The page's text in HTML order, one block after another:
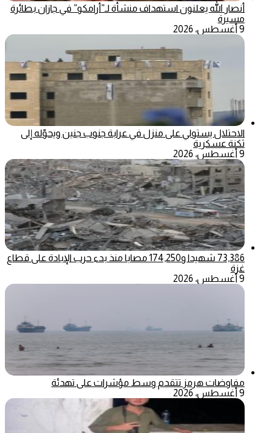
أنصار الله يعلنون استهداف منشأة لـ”أرامكو” في جازان بطائرة
مسيرة
9 أغسطس، 2026
الاحتلال يستولي على منزل في عرابة جنوب جنين ويحوّله إلى
ثكنة عسكرية
9 أغسطس، 2026
73,386 شهيدا و174,250 مصابا منذ بدء حرب الإبادة على قطاع
غزة
9 أغسطس، 2026
مفاوضات هرمز تتقدم وسط مؤشرات على تهدئة
9 أغسطس، 2026